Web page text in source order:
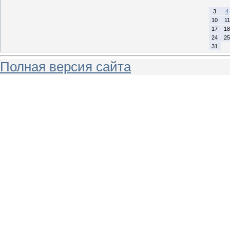
3
4
10
11
17
18
24
25
31
Полная версия сайта